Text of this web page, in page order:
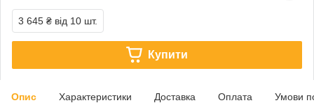
3 645 ₴ від 10 шт.
Купити
Опис Характеристики Доставка Оплата Умови